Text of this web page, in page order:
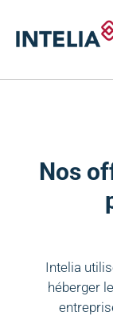
Nos
Intelia
héberger